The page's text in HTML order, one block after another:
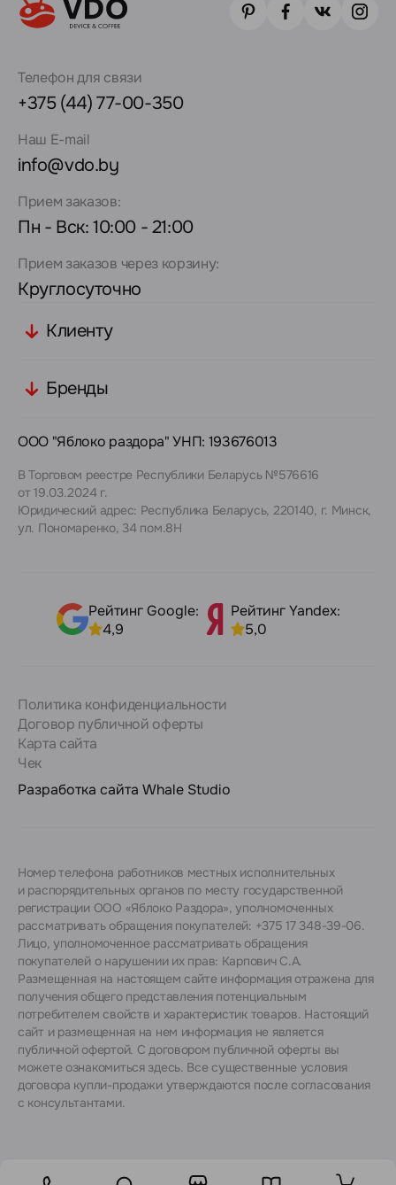
Телефон для связи
+375 (44) 77-00-350
Наш E-mail
info@vdo.by
Прием заказов:
Пн - Вск: 10:00 - 21:00
Прием заказов через корзину:
Круглосуточно
Клиенту
Бренды
ООО "Яблоко раздора" УНП: 193676013
В Торговом реестре Республики Беларусь №576616
от 19.03.2024 г.
Юридический адрес: Республика Беларусь, 220140, г. Минск,
ул. Пономаренко, 34 пом.8Н
Рейтинг Google:
4,9
Рейтинг Yandex:
5,0
Политика конфиденциальности
Договор публичной оферты
Карта сайта
Чек
Разработка сайта Whale Studio
Номер телефона работников местных исполнительных
и распорядительных органов по месту государственной
регистрации ООО «Яблоко Раздора», уполномоченных
рассматривать обращения покупателей: +375 17 348-39-06.
Лицо, уполномоченное рассматривать обращения
покупателей о нарушении их прав: Карпович С.А.
Размещенная на настоящем сайте информация отражена для
получения общего представления потенциальным
потребителем свойств и характеристик товаров. Настоящий
сайт и размещенная на нем информация не является
публичной офертой. С договором публичной оферты вы
можете ознакомиться здесь. Все существенные условия
договора купли-продажи утверждаются после согласования
с консультантами.